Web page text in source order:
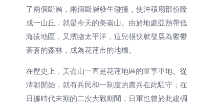
了兩個斷層，兩個斷層發生碰撞，使沖積扇部份隆
成一山丘，就是今天的美崙山。由於地處亞熱帶低
海拔地區，又濱臨太平洋，這兒很快就發展為鬱鬱
蒼蒼的森林，成為花蓮市的地標。
在歷史上，美崙山一直是花蓮地區的軍事重地。從
清朝開始，就有兵民和一制度的農兵在此駐守；在
日據時代末期的二次大戰期間，日軍也曾於此建碉